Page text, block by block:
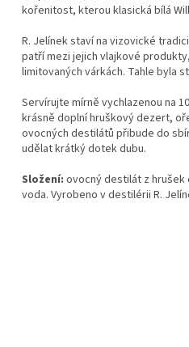
kořenitost, kterou klasická bílá
R. Jelínek staví na vizovické
patří mezi jejich vlajkové
limitovaných várkách. Tahle byla
Servírujte mírně vychlazenou na
krásně doplní hruškový dezert,
ovocných destilátů přibude do
udělat krátký dotek dubu.
Složení: ovocný destilát z hrušek
voda. Vyrobeno v destilérii R.